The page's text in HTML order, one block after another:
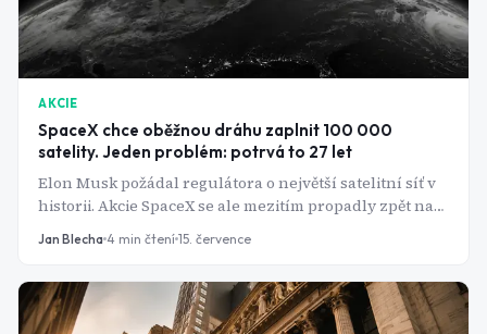
AKCIE
SpaceX chce oběžnou dráhu zaplnit 100 000
satelity. Jeden problém: potrvá to 27 let
Elon Musk požádal regulátora o největší satelitní síť v
historii. Akcie SpaceX se ale mezitím propadly zpět na
cenu z IPO. Co v plánu na internet celé planety nesedí?
Jan Blecha 4 min čtení 15. července